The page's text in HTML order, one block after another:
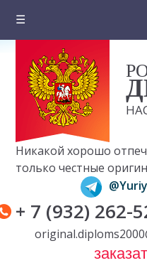
☰
О компании
Цены на документы
Вопросы и ответы
Отзывы клиентов
Оплата и доставка
Контакты
Никакой хорошо
только честные
+ 7 (932) 262-